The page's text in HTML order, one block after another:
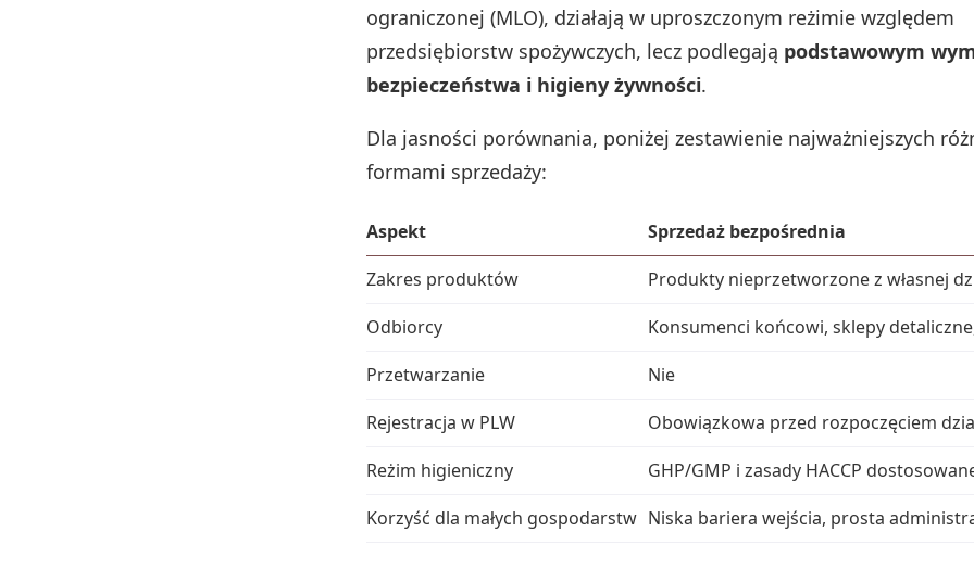
ograniczonej (MLO), działają w uproszczonym reżimie względem
przedsiębiorstw spożywczych, lecz podlegają podstawowym
bezpieczeństwa i higieny żywności.
Dla jasności porównania, poniżej zestawienie najważniejszych
formami sprzedaży:
Aspekt Sprzedaż bezpośrednia
Zakres produktów
Produkty nieprzetworzone z własnej
Odbiorcy
Konsumenci końcowi, sklepy
Przetwarzanie
Nie
Rejestracja w PLW
Obowiązkowa przed rozpoczęciem
Reżim higieniczny
GHP/GMP i zasady HACCP
Korzyść dla małych gospodarstw Niska bariera wejścia, prosta